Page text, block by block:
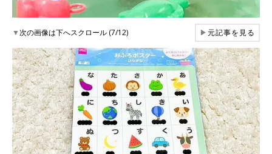
▼次の画像は下へスクロール (7/12) ▶元記事を見る